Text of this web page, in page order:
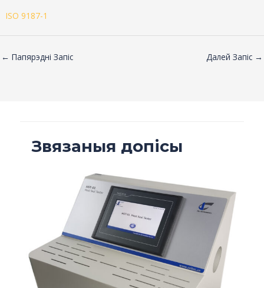
ISO 9187-1
← Папярэдні Запіс Далей Запіс →
Звязаныя допісы